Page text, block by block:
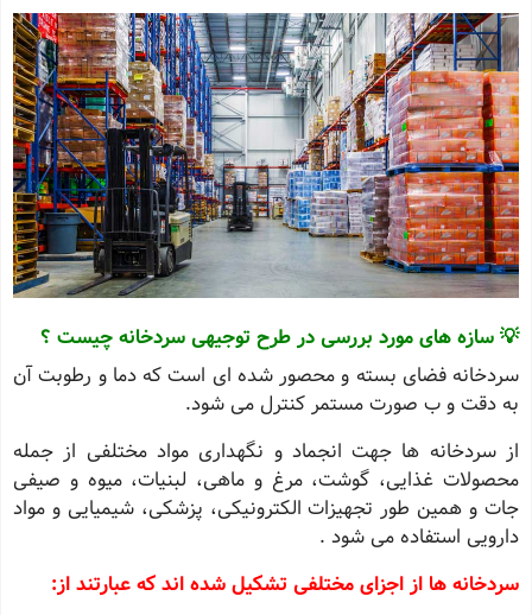
💡 سازه های مورد بررسی در طرح توجیهی سردخانه چیست ؟
سردخانه فضای بسته و محصور شده ‌ای است که دما و رطوبت آن
به دقت و ب صورت مستمر کنترل می‌ شود.
از سردخانه ها جهت انجماد و نگهداری مواد مختلفی از جمله
محصولات غذایی، گوشت، مرغ و ماهی، لبنیات، میوه و صیفی
‌جات و همین ‌طور تجهیزات الکترونیکی، پزشکی، شیمیایی و مواد
دارویی استفاده می ‌شود .
سردخانه‌ ها از اجزای مختلفی تشکیل شده‌ اند که عبارتند از: